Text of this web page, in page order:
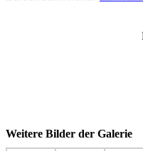
Weitere Bilder der Galerie